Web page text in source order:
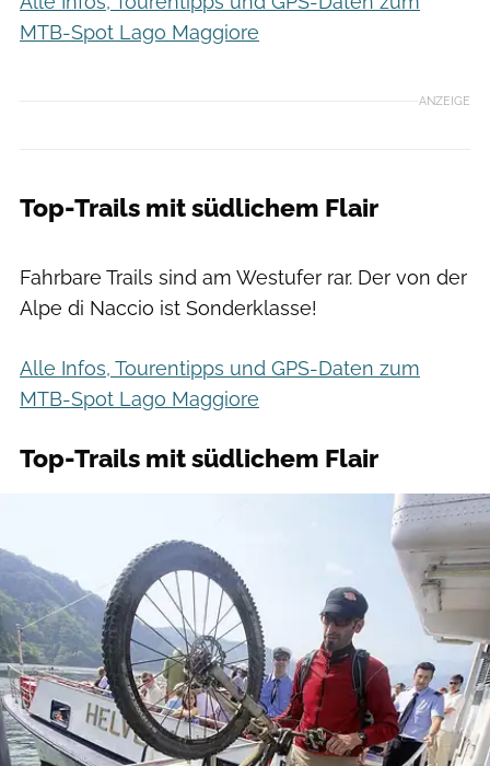
MTB-Spot Lago Maggiore
ANZEIGE
Top-Trails mit südlichem Flair
Fahrbare Trails sind am Westufer rar. Der von der
Alpe di Naccio ist Sonderklasse!
Alle Infos, Tourentipps und GPS-Daten zum
MTB-Spot Lago Maggiore
Top-Trails mit südlichem Flair